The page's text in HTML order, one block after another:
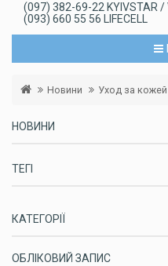
(097) 382-69-22 KYIVSTAR /
(093) 660 55 56 LIFECELL
Новини Уход за
НОВИНИ
ТЕГІ
КАТЕГОРІЇ
ОБЛІКОВИЙ ЗАПИС